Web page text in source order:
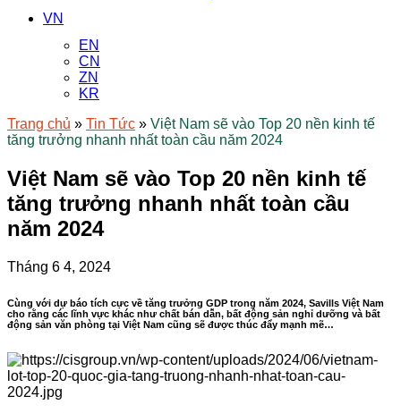
VN
EN
CN
ZN
KR
Trang chủ » Tin Tức » Việt Nam sẽ vào Top 20 nền kinh tế
tăng trưởng nhanh nhất toàn cầu năm 2024
Việt Nam sẽ vào Top 20 nền kinh tế
tăng trưởng nhanh nhất toàn cầu
năm 2024
Tháng 6 4, 2024
Cùng với dự báo tích cực về tăng trưởng GDP trong năm 2024, Savills Việt Nam
cho rằng các lĩnh vực khác như chất bán dẫn, bất động sản nghỉ dưỡng và bất
động sản văn phòng tại Việt Nam cũng sẽ được thúc đẩy mạnh mẽ…